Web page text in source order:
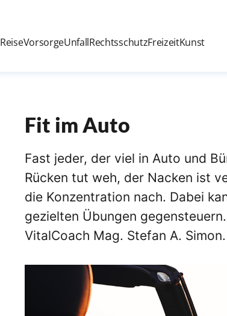
ReiseVorsorgeUnfallRechtsschutzFreizeitKunst
Fit im Auto
Fast jeder, der viel in Auto und
Rücken tut weh, der Nacken ist
die Konzentration nach. Dabei
gezielten Übungen
VitalCoach Mag. Stefan A. Simon.